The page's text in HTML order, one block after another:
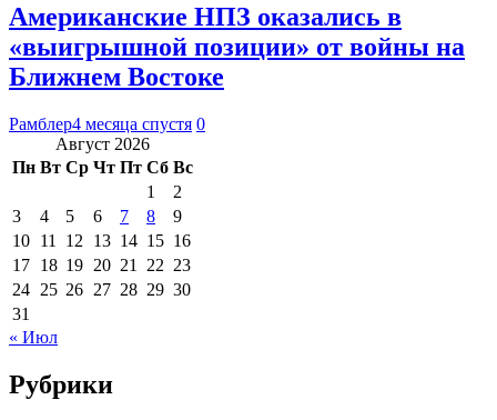
Американские НПЗ оказались в
«выигрышной позиции» от войны на
Ближнем Востоке
Рамблер4 месяца спустя 0
Август 2026
Пн Вт Ср Чт Пт Сб Вс
1
2
3
4 5 6 7 8
9
10 11 12 13 14 15 16
17 18 19 20 21 22 23
24 25 26 27 28 29 30
31
« Июл
Рубрики